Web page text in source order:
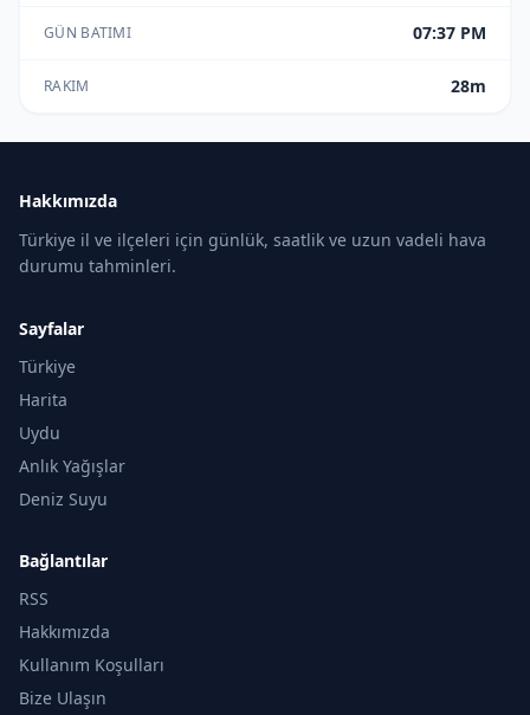
GÜN BATIMI 07:37 PM
RAKIM 28m
Hakkımızda
Türkiye il ve ilçeleri için günlük, saatlik ve uzun vadeli hava
durumu tahminleri.
Sayfalar
Türkiye
Harita
Uydu
Anlık Yağışlar
Deniz Suyu
Bağlantılar
RSS
Hakkımızda
Kullanım Koşulları
Bize Ulaşın